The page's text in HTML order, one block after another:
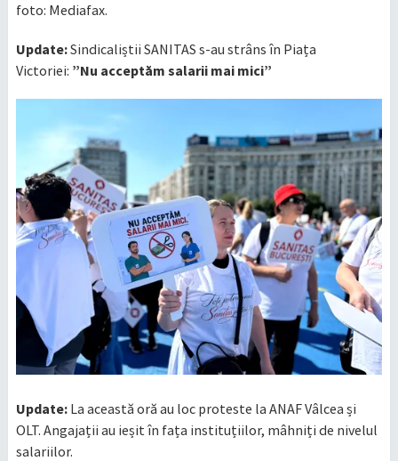
foto: Mediafax.
Update:Sindicaliștii SANITAS s-au strâns în Piața
Victoriei: ”Nu acceptăm salarii mai mici”
Update:La această oră au loc proteste la ANAF Vâlcea și
OLT. Angajații au ieșit în fața instituțiilor, mâhniți de nivelul
salariilor.